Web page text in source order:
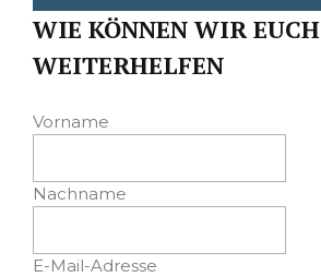
WIE KÖNNEN WIR EUCH
WEITERHELFEN
Vorname
Nachname
E-Mail-Adresse